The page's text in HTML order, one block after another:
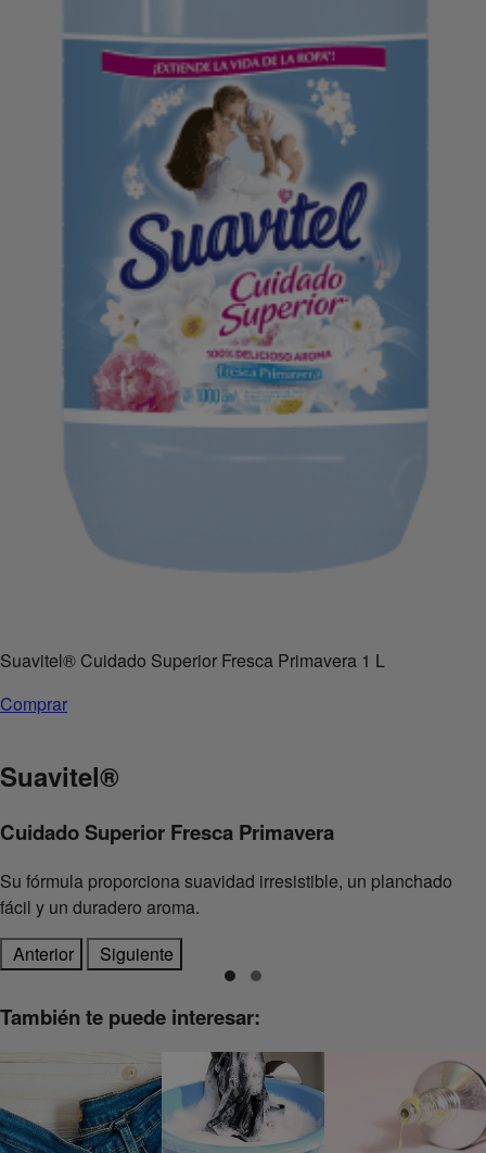
Suavitel® Cuidado Superior Fresca Primavera 1 L
Comprar
Suavitel®
Cuidado Superior Fresca Primavera
Su fórmula proporciona suavidad irresistible, un planchado
fácil y un duradero aroma.
Anterior
Siguiente
También te puede interesar: